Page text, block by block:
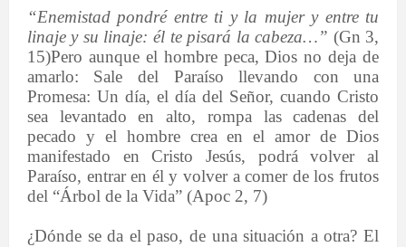
“Enemistad pondré entre ti y la mujer y entre tu
linaje y su linaje: él te pisará la cabeza…” (Gn 3,
15)Pero aunque el hombre peca, Dios no deja de
amarlo: Sale del Paraíso llevando con una
Promesa: Un día, el día del Señor, cuando Cristo
sea levantado en alto, rompa las cadenas del
pecado y el hombre crea en el amor de Dios
manifestado en Cristo Jesús, podrá volver al
Paraíso, entrar en él y volver a comer de los frutos
del “Árbol de la Vida” (Apoc 2, 7)
¿Dónde se da el paso, de una situación a otra? El